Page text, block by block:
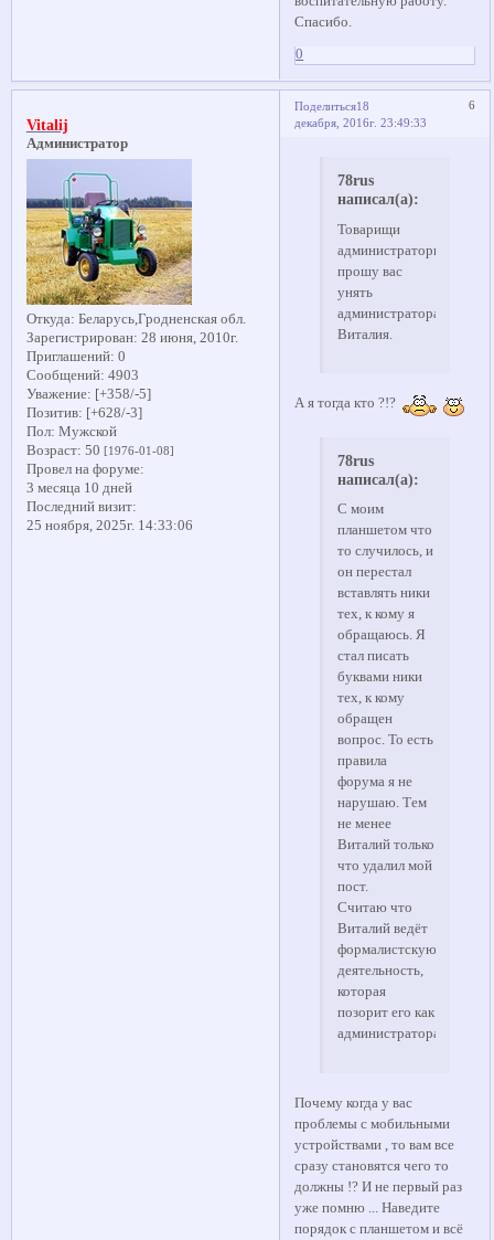
Спасибо.
0
Поделиться 6
18
декабря, 2016г. 23:49:33
Vitalij
Администратор
Откуда: Беларусь,Гродненская обл.
Зарегистрирован: 28 июня, 2010г.
Приглашений: 0
Сообщений: 4903
Уважение: [+358/-5]
Позитив: [+628/-3]
Пол: Мужской
Возраст: 50 [1976-01-08]
Провел на форуме:
3 месяца 10 дней
Последний визит:
25 ноября, 2025г. 14:33:06
78rus
написал(а):
Товарищи
администраторы,
прошу вас
унять
администратора
Виталия.
А я тогда кто ?!?
78rus
написал(а):
С моим
планшетом что
то случилось, и
он перестал
вставлять ники
тех, к кому я
обращаюсь. Я
стал писать
буквами ники
тех, к кому
обращен
вопрос. То есть
правила
форума я не
нарушаю. Тем
не менее
Виталий только
что удалил мой
пост.
Считаю что
Виталий ведёт
формалистскую
деятельность,
которая
позорит его как
администратора.
Почему когда у вас
проблемы с мобильными
устройствами , то вам все
сразу становятся чего то
должны !? И не первый раз
уже помню ... Наведите
порядок с планшетом и всё